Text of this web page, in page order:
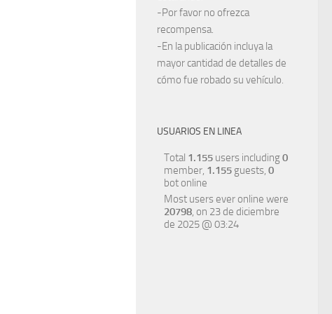
-Por favor no ofrezca
recompensa.
-En la publicación incluya la
mayor cantidad de detalles de
cómo fue robado su vehículo.
USUARIOS EN LINEA
Total 1.155 users including0
member, 1.155 guests, 0
bot online
Most users ever online were
20798, on 23 de diciembre
de 2025 @ 03:24